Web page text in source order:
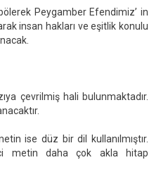
Peygamber Efendimiz’ in
insan hakları ve eşitlik konulu
çevrilmiş hali bulunmaktadır.
ise düz bir dil kullanılmıştır.
metin daha çok akla hitap